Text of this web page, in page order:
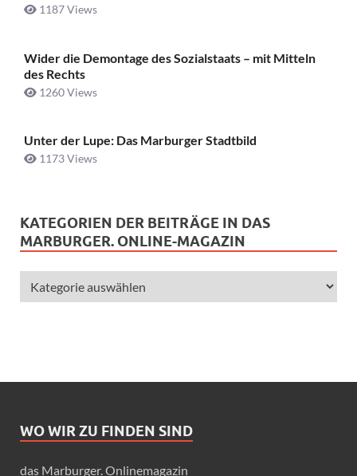
1187 Views
Wider die Demontage des Sozialstaats – mit Mitteln
des Rechts
1260 Views
Unter der Lupe: Das Marburger Stadtbild
1173 Views
KATEGORIEN DER BEITRÄGE IN DAS
MARBURGER. ONLINE-MAGAZIN
WO WIR ZU FINDEN SIND
das Marburger. Onlinemagazin